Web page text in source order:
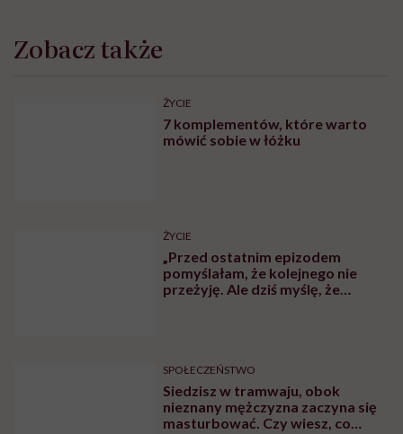
Zobacz także
ŻYCIE
7 komplementów, które warto
mówić sobie w łóżku
ŻYCIE
„Przed ostatnim epizodem
pomyślałam, że kolejnego nie
przeżyję. Ale dziś myślę, że
SPOŁECZEŃSTWO
Siedzisz w tramwaju, obok
nieznany mężczyzna zaczyna się
masturbować. Czy wiesz, co